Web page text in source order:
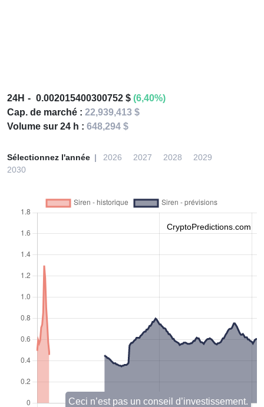
24H 0.002015400300752 $ (6,40%)
Cap. de marché : 22,939,413 $
Volume sur 24 h : 648,294 $
Sélectionnez l'année 2026 2027 2028
2029
2030
CryptoPredictions.com
Ceci n’est pas un conseil d’investissement.